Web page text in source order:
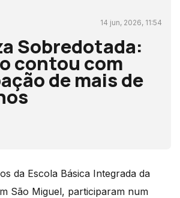
14 jun, 2026, 11:54
Sobredotada:
contou com
de mais de
da Escola Básica Integrada da
São Miguel, participaram num